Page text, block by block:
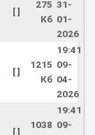
[ ]
275
Кб
31-
01-
2026
[ ]
1215
Кб
19:41
09-
04-
2026
[ ]
1038
19:41
09-